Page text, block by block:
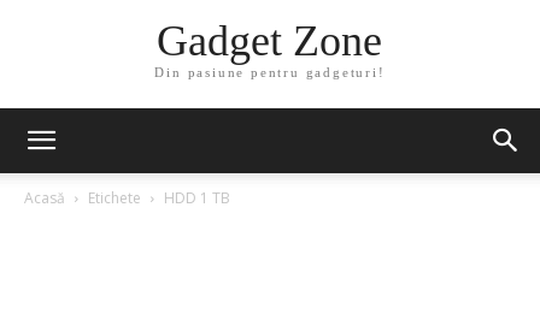
Gadget Zone
Din pasiune pentru gadgeturi!
Acasă Etichete HDD 1 TB